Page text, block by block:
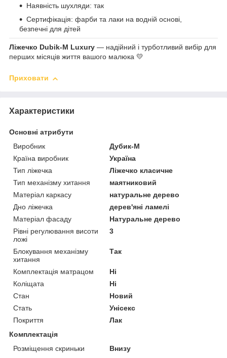
Наявність шухляди: так
Сертифікація: фарби та лаки на водній основі,
безпечні для дітей
Ліжечко Dubik-M Luxury — надійний і турботливий вибір для
перших місяців життя вашого малюка 💛
Приховати
Характеристики
Основні атрибути
Виробник
Дубик-М
Країна виробник
Україна
Тип ліжечка
Ліжечко класичне
Тип механізму хитання
маятниковий
Матеріал каркасу
натуральне дерево
Дно ліжечка
дерев'яні ламелі
Матеріал фасаду
Натуральне дерево
Рівні регулювання висоти
ложі
3
Блокування механізму
хитання
Так
Комплектація матрацом
Ні
Коліщата
Ні
Стан
Новий
Стать
Унісекс
Покриття
Лак
Комплектація
Розміщення скриньки
Внизу